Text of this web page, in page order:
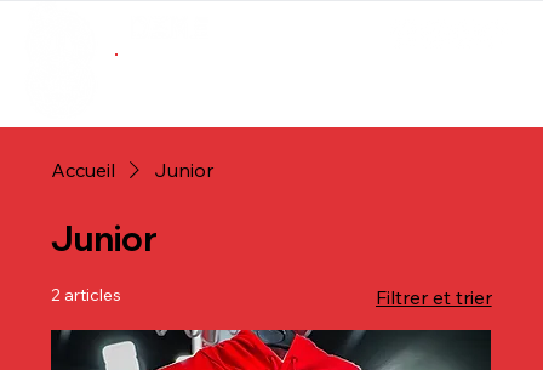
Accueil Junior
Junior
2 articles Filtrer et trier